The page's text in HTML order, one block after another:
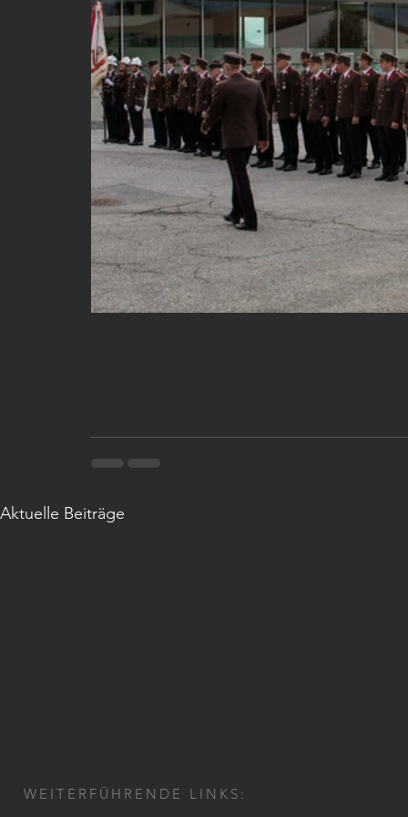
Aktuelle Beiträge
WEITERFÜHRENDE LINKS: